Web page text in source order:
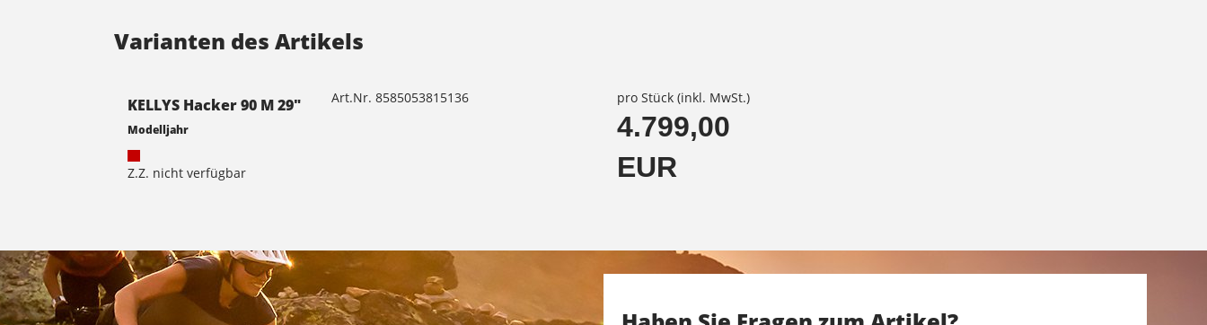
Varianten des Artikels
KELLYS Hacker 90 M 29"
Modelljahr
Z.Z. nicht verfügbar
Art.Nr. 8585053815136 pro Stück (inkl. MwSt.)
4.799,00
EUR